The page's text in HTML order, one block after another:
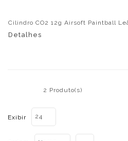
Cilindro CO2 12g Airsoft Paintball
Detalhes
2 Produto(s)
Exibir 24